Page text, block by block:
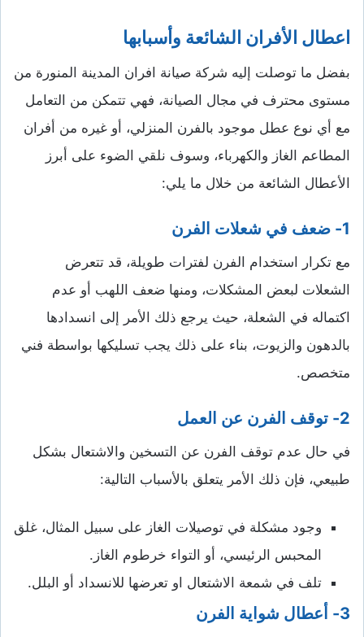
اعطال الأفران الشائعة وأسبابها
بفضل ما توصلت إليه شركة صيانة افران المدينة المنورة من
مستوى محترف في مجال الصيانة، فهي تتمكن من التعامل
مع أي نوع عطل موجود بالفرن المنزلي، أو غيره من أفران
المطاعم الغاز والكهرباء، وسوف نلقي الضوء على أبرز
الأعطال الشائعة من خلال ما يلي:
1- ضعف في شعلات الفرن
مع تكرار استخدام الفرن لفترات طويلة، قد تتعرض
الشعلات لبعض المشكلات، ومنها ضعف اللهب أو عدم
اكتماله في الشعلة، حيث يرجع ذلك الأمر إلى انسدادها
بالدهون والزيوت، بناء على ذلك يجب تسليكها بواسطة فني
متخصص.
2- توقف الفرن عن العمل
في حال عدم توقف الفرن عن التسخين والاشتعال بشكل
طبيعي، فإن ذلك الأمر يتعلق بالأسباب التالية:
وجود مشكلة في توصيلات الغاز على سبيل المثال، غلق
المحبس الرئيسي، أو التواء خرطوم الغاز.
تلف في شمعة الاشتعال او تعرضها للانسداد أو البلل.
3- أعطال شواية الفرن